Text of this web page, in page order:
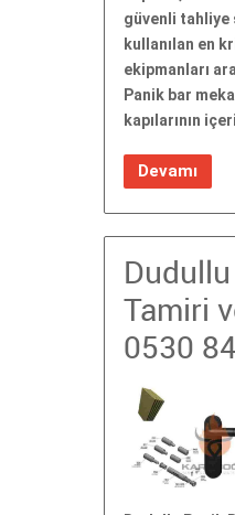
güvenli tahliye
kullanılan en
ekipmanları
Panik bar
kapılarının içeri
Devamı
Tamiri
0530